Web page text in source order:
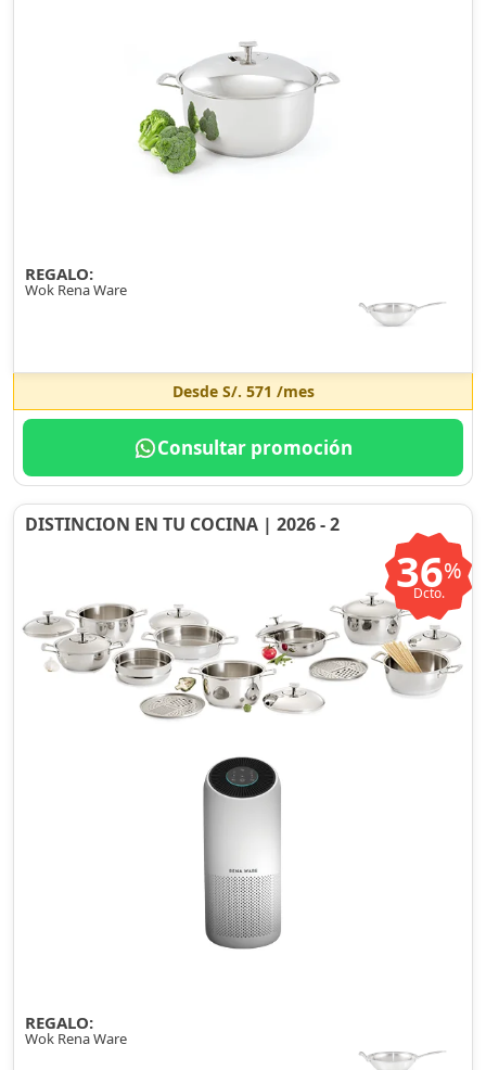
REGALO:
Wok Rena Ware
Desde S/. 571 /mes
Consultar promoción
DISTINCION EN TU COCINA | 2026 - 2
36%
Dcto.
REGALO:
Wok Rena Ware